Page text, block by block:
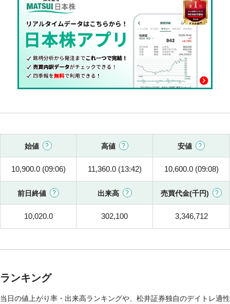
始値 高値 安値
10,900.0 (09:06) 11,360.0 (13:42) 10,600.0 (09:08)
前日終値 出来高 売買代金(千円)
10,020.0 302,100 3,346,712
ランキング
当日の値上がり率・出来高ランキングや、松井証券独自のデイトレ適性